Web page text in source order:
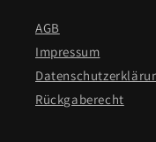
AGB
Impressum
Rückgaberecht